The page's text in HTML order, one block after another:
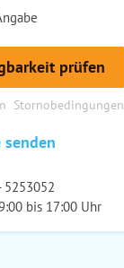
prüfen
Stornobedingungen
5253052
bis 17:00 Uhr